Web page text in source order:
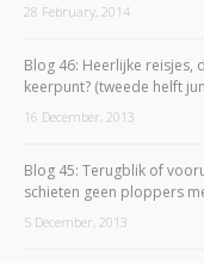
28 February, 2014
Blog 46: Heerlijke reisjes,
keerpunt? (tweede helft
16 December, 2013
Blog 45: Terugblik of
schieten geen ploppers
5 December, 2013